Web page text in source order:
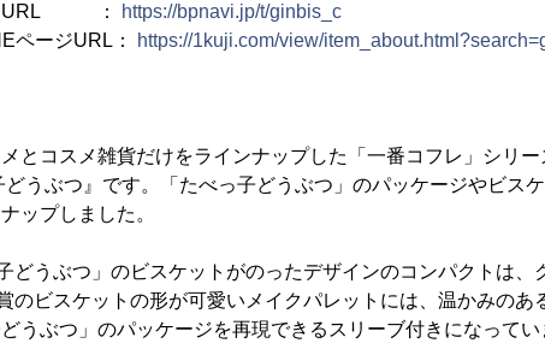
ジURL ：
https://bpnavi.jp/t/ginbis_c
ページURL：
https://1kuji.com/view/
とコスメ雑貨だけをラインナップした「一番コフレ」シリ
どうぶつ』です。「たべっ子どうぶつ」のパッケージやビス
ップしました。
どうぶつ」のビスケットがのったデザインのコンパクトは、
のビスケットの形が可愛いメイクパレットには、温かみのあ
どうぶつ」のパッケージを再現できるスリーブ付きになって